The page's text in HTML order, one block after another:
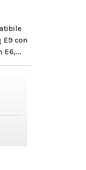
E9 con
E6,...